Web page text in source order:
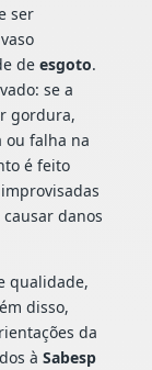
ser
de esgoto.
se a
gordura,
ou falha na
é feito
danos
qualidade,
disso,
da
à Sabesp